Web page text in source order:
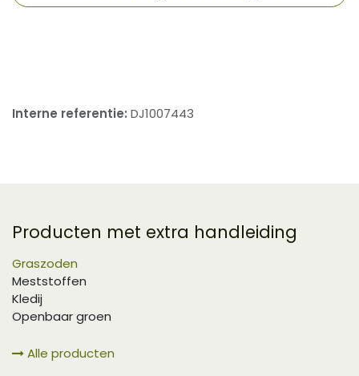
Interne referentie: DJ1007443
Producten met extra handleiding
Graszoden
Meststoffen
Kledij
Openbaar groen
Alle producten